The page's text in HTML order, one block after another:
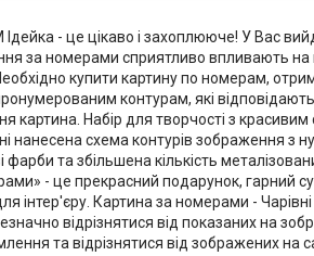
- це цікаво і захоплююче! У Вас
за номерами сприятливо впливають на
купити картину по номерам,
контурам, які
Набір для творчості з
нанесена схема контурів зображення з
та збільшена кількість
- це прекрасний подарунок, гарний
інтер'єру. Картина за номерами -
відрізнятися від показаних на
та відрізнятися від зображених на